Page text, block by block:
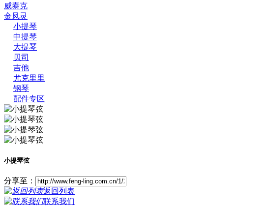
威泰克
金凤灵
小提琴
中提琴
大提琴
贝司
吉他
尤克里里
钢琴
配件专区
小提琴弦
分享至：
返回列表
联系我们